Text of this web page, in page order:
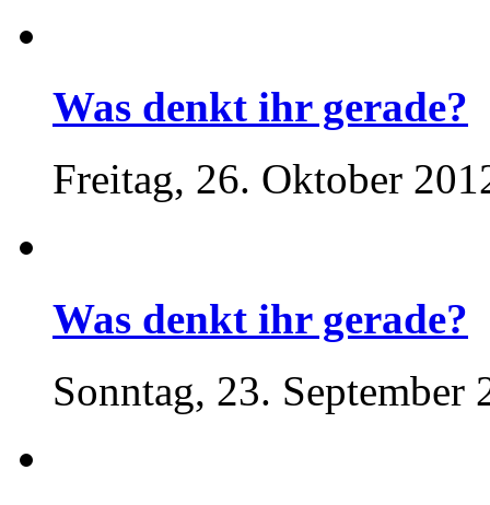
Was denkt ihr gerade?
Freitag, 26. Oktober
Was denkt ihr gerade?
Sonntag, 23. September